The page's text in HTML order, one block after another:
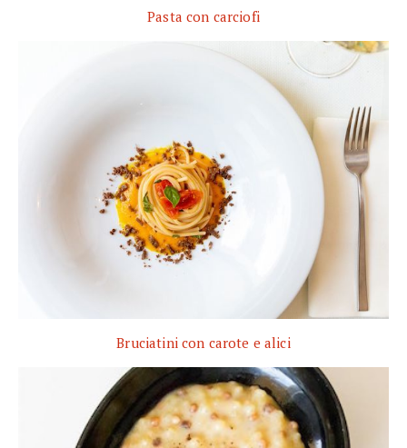
Pasta con carciofi
Bruciatini con carote e alici